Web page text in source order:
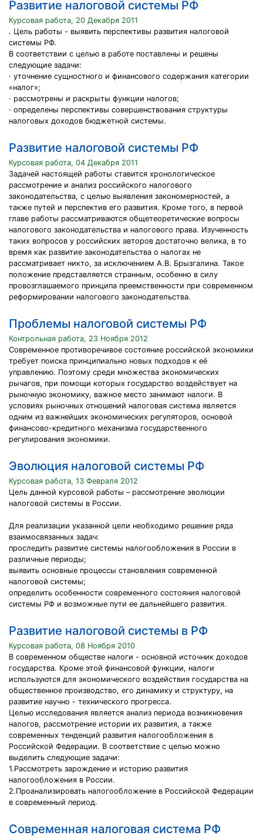
Развитие налоговой системы РФ
Курсовая работа, 20 Декабря 2011
. Цель работы - выявить перспективы развития налоговой
системы РФ.
В соответствии с целью в работе поставлены и решены
следующие задачи:
· уточнение сущностного и финансового содержания категории
«налог»;
· рассмотрены и раскрыты функции налогов;
· определены перспективы совершенствования структуры
налоговых доходов бюджетной системы.
Развитие налоговой системы РФ
Курсовая работа, 04 Декабря 2011
Задачей настоящей работы ставится хронологическое
рассмотрение и анализ российского налогового
законодательства, с целью выявления закономерностей, а
также путей и перспектив его развития. Кроме того, в первой
главе работы рассматриваются общетеоретические вопросы
налогового законодательства и налогового права. Изученность
таких вопросов у российских авторов достаточно велика, в то
время как развитие законодательства о налогах не
рассматривает никто, за исключением А.В. Брызгалина. Такое
положение представляется странным, особенно в силу
провозглашаемого принципа преемственности при современном
реформировании налогового законодательства.
Проблемы налоговой системы РФ
Контрольная работа, 23 Ноября 2012
Современное противоречивое состояние российской экономики
требует поиска принципиально новых подходов к её
управлению. Поэтому среди множества экономических
рычагов, при помощи которых государство воздействует на
рыночную экономику, важное место занимают налоги. В
условиях рыночных отношений налоговая система является
одним из важнейших экономических регуляторов, основой
финансово-кредитного механизма государственного
регулирования экономики.
Эволюция налоговой системы РФ
Курсовая работа, 13 Февраля 2012
Цель данной курсовой работы – рассмотрение эволюции
налоговой системы в России.
Для реализации указанной цели необходимо решение ряда
взаимосвязанных задач:
проследить развитие системы налогообложения в России в
различные периоды;
выявить основные процессы становления современной
налоговой системы;
определить особенности современного состояния налоговой
системы РФ и возможные пути ее дальнейшего развития.
Развитие налоговой системы в РФ
Курсовая работа, 08 Ноября 2010
В современном обществе налоги - основной источник доходов
государства. Кроме этой финансовой функции, налоги
используются для экономического воздействия государства на
общественное производство, его динамику и структуру, на
развитие научно - технического прогресса.
Целью исследования является анализ периода возникновения
налогов, рассмотрение истории их развития, а также
современных тенденций развития налогообложения в
Российской Федерации. В соответствие с целью можно
выделить следующие задачи:
1.Рассмотреть зарождение и историю развития
налогообложения в России.
2.Проанализировать налогообложение в Российской Федерации
в современный период.
Современная налоговая система РФ